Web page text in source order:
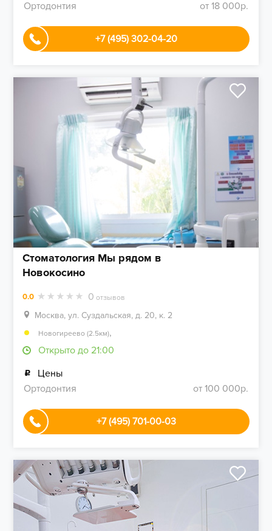
Ортодонтия
от 18 000р.
+7 (495) 302-04-20
Стоматология Мы рядом в
Новокосино
0.0 0 отзывов
Москва, ул. Суздальская, д. 20, к. 2
Новогиреево (2.5км),
Открыто до 21:00
Цены
Ортодонтия
от 100 000р.
+7 (495) 701-00-03